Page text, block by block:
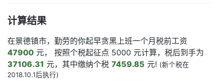
计算结果
在景德镇市，勤劳的你起早贪黑上班一个月税前工资
47900 元， 按照个税起征点 5000 元计算，税后到手为
37106.31 元，其中缴纳个税 7459.85 元! (新个税在
2018.10.1后执行)